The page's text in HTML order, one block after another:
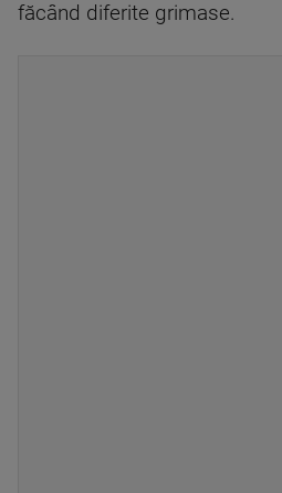
făcând diferite grimase.